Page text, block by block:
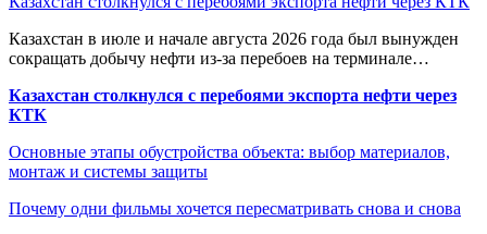
Казахстан в июле и начале августа 2026 года был вынужден
сокращать добычу нефти из-за перебоев на терминале…
Казахстан столкнулся с перебоями экспорта нефти через
КТК
Основные этапы обустройства объекта: выбор материалов,
монтаж и системы защиты
Почему одни фильмы хочется пересматривать снова и снова